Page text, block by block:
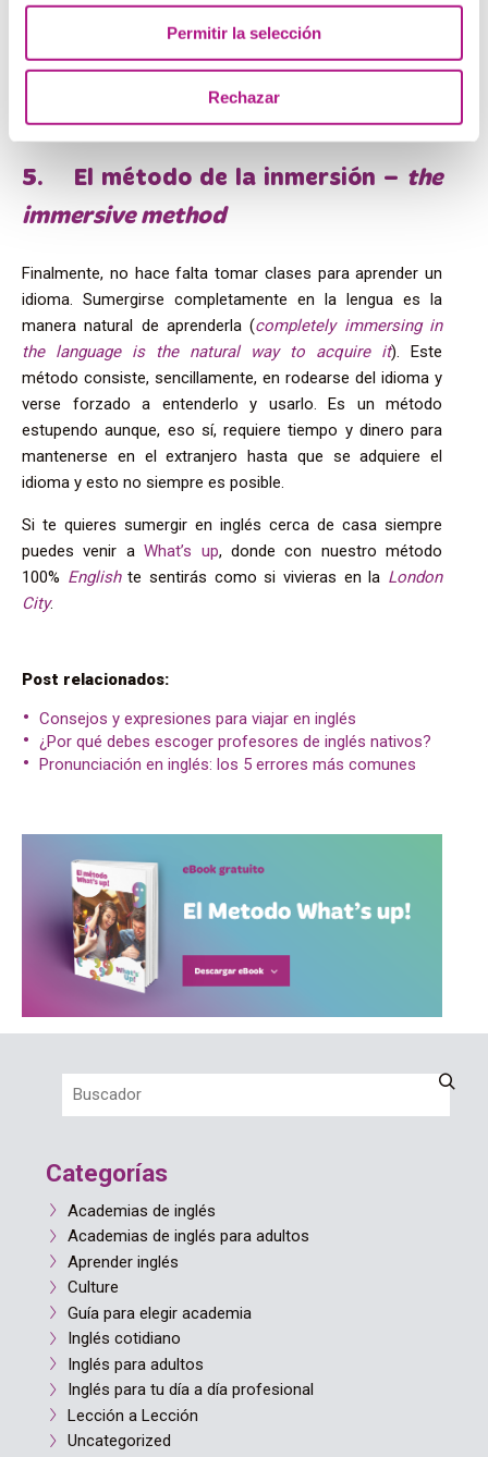
Permitir la selección
Rechazar
académico en saber cómo funciona la lengua. Aunque
pueda parecer poco práctico, este método sirve a
filólogos, traductores o, en general, a alumnos con un
5. El método de la inmersión – the
immersive method
Finalmente, no hace falta tomar clases para aprender un
idioma. Sumergirse completamente en la lengua es la
manera natural de aprenderla (completely immersing in
the language is the natural way to acquire it). Este
método consiste, sencillamente, en rodearse del idioma y
verse forzado a entenderlo y usarlo. Es un método
estupendo aunque, eso sí, requiere tiempo y dinero para
mantenerse en el extranjero hasta que se adquiere el
idioma y esto no siempre es posible.
Si te quieres sumergir en inglés cerca de casa siempre
puedes venir aWhat’s up, donde con nuestro método
100% Englishte sentirás como si vivieras en la London
City.
Post relacionados:
Consejos y expresiones para viajar en inglés
¿Por qué debes escoger profesores de inglés nativos?
Pronunciación en inglés: los 5 errores más comunes
Categorías
Academias de inglés
Academias de inglés para adultos
Aprender inglés
Culture
Guía para elegir academia
Inglés cotidiano
Inglés para adultos
Inglés para tu día a día profesional
Lección a Lección
Uncategorized